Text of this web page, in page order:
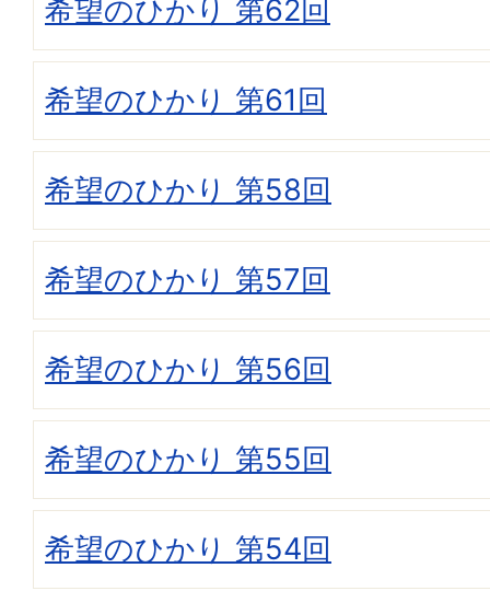
希望のひかり 第62回
希望のひかり 第61回
希望のひかり 第58回
希望のひかり 第57回
希望のひかり 第56回
希望のひかり 第55回
希望のひかり 第54回